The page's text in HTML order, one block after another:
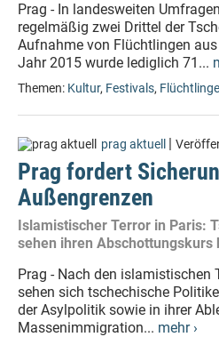
Prag - In landesweiten
regelmäßig zwei Drittel der
Aufnahme von Flüchtlingen
Jahr 2015 wurde lediglich 71...
Themen: Kultur, Festivals, Flüchtlinge
prag aktuell |
Prag fordert
Außengrenzen
Islamistischer Terror in Paris:
sehen ihren Abschottungskurs
Prag - Nach den islamistischen
sehen sich tschechische
der Asylpolitik sowie in ihrer
Massenimmigration... mehr ›